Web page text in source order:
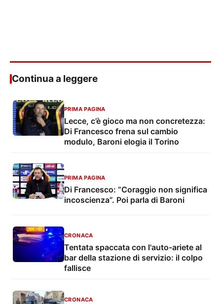
Continua a leggere
PRIMA PAGINA
Lecce, c’è gioco ma non concretezza:
Di Francesco frena sul cambio
modulo, Baroni elogia il Torino
PRIMA PAGINA
Di Francesco: “Coraggio non significa
incoscienza”. Poi parla di Baroni
CRONACA
Tentata spaccata con l'auto-ariete al
bar della stazione di servizio: il colpo
fallisce
CRONACA